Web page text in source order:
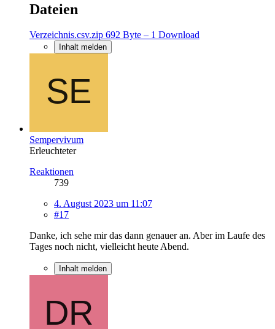
Dateien
Verzeichnis.csv.zip 692 Byte – 1 Download
Inhalt melden
Sempervivum
Erleuchteter
Reaktionen
739
4. August 2023 um 11:07
#17
Danke, ich sehe mir das dann genauer an. Aber im Laufe des
Tages noch nicht, vielleicht heute Abend.
Inhalt melden